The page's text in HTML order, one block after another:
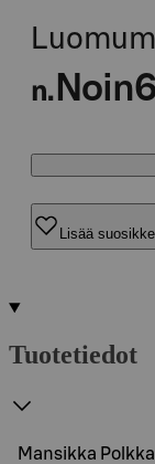
n. Noin
Lisää
Tuotetiedot
Mansikka Polkka